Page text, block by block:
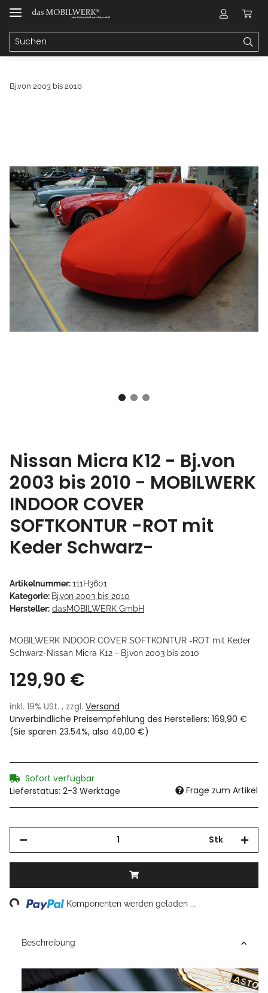
Bj.von 2003 bis 2010
Nissan Micra K12 - Bj.von
2003 bis 2010 - MOBILWERK
INDOOR COVER
SOFTKONTUR -ROT mit
Keder Schwarz-
Artikelnummer:111H3601
Kategorie: Bj.von 2003 bis 2010
Hersteller: dasMOBILWERK GmbH
MOBILWERK INDOOR COVER SOFTKONTUR -ROT mit Keder
Schwarz-Nissan Micra K12 - Bj.von 2003 bis 2010
129,90 €
inkl. 19% USt. , zzgl. Versand
Unverbindliche Preisempfehlung des Herstellers: 169,90 €
(Sie sparen 23.54%, also 40,00 €)
Sofort verfügbar
Lieferstatus: 2-3 Werktage
Frage zum Artikel
Stk
Loading... Komponenten werden geladen ...
Beschreibung